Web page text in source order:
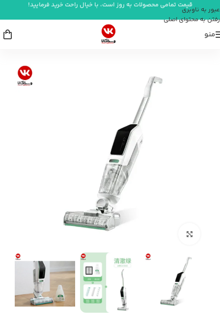
عبور به ناوبری
رفتن به محتوای اصلی
قیمت تمامی محصولات به روز است، با خیال راحت خرید فرمایید!
منو
جارو شارژی بیسل